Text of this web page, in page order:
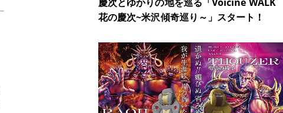
花の慶次~米沢傾奇巡り～」スタート！